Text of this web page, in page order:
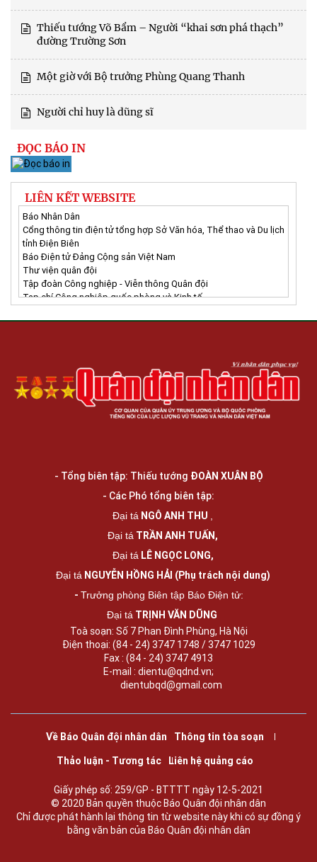
Thiếu tướng Võ Bẩm – Người “khai sơn phá thạch”
đường Trường Sơn
Một giờ với Bộ trưởng Phùng Quang Thanh
Người chỉ huy là dũng sĩ
ĐỌC BÁO IN
LIÊN KẾT WEBSITE
Báo Nhân Dân
Cổng thông tin điện tử tổng hợp Sở Văn hóa, Thể thao và Du lịch
tỉnh Điện Biên
Báo Điện tử Đảng Cộng sản Việt Nam
Thư viện quân đội
Tập đoàn Công nghiệp - Viễn thông Quân đội
Tạp chí Công nghiệp quốc phòng và Kinh tế
Báo Quân khu 1
Báo Quân khu 5
Báo Quân khu 7
Báo Quân khu 9
Báo Hải quân Việt Nam
Báo Ninh Bình
Trang thông tin điện tử UBND xã Hòa An
- Tổng biên tập: Thiếu tướng ĐOÀN XUÂN BỘ
- Các Phó tổng biên tập:
Đại tá NGÔ ANH THU
Đại tá TRẦN ANH TUẤN,
Đại táLÊ NGỌC LONG,
Đại táNGUYỄN HỒNG HẢI (Phụ trách nội dung)
- Trưởng phòng Biên tập Báo Điện tử:
Đại táTRỊNH VĂN DŨNG
Toà soạn: Số 7 Phan Đình Phùng, Hà Nội
Điện thoại: (84 - 24) 3747 1748 / 3747 1029
Fax : (84 - 24) 3747 4913
E-mail : dientu@qdnd.vn;
dientubqd@gmail.com
Về Báo Quân đội nhân dân
Thông tin tòa soạn
Thảo luận - Tương tác
Liên hệ quảng cáo
Giấy phép số: 259/GP - BTTTT ngày 12-5-2021
© 2020 Bản quyền thuộc Báo Quân đội nhân dân
Chỉ được phát hành lại thông tin từ website này khi có sự đồng ý
bằng văn bản của Báo Quân đội nhân dân